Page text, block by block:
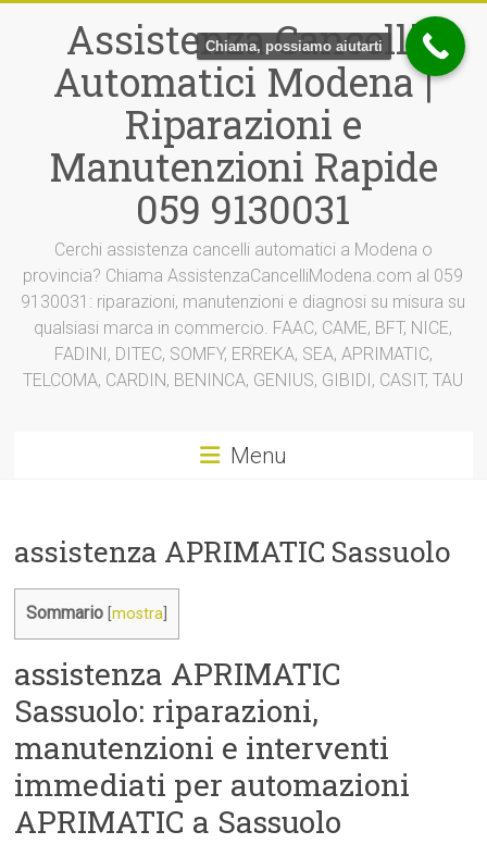
contenutoAssistenza Cancelli
Automatici Modena |
Riparazioni e
Manutenzioni Rapide
059 9130031
Cerchi assistenza cancelli automatici a Modena o
provincia? Chiama AssistenzaCancelliModena.com al 059
9130031: riparazioni, manutenzioni e diagnosi su misura su
qualsiasi marca in commercio. FAAC, CAME, BFT, NICE,
FADINI, DITEC, SOMFY, ERREKA, SEA, APRIMATIC,
TELCOMA, CARDIN, BENINCA, GENIUS, GIBIDI, CASIT, TAU
Menu
assistenza APRIMATIC Sassuolo
Sommario [mostra
assistenza APRIMATIC
Sassuolo: riparazioni,
manutenzioni e interventi
immediati per automazioni
APRIMATIC a Sassuolo
Chiama, possiamo aiutarti